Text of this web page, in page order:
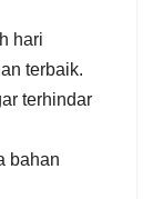
hari
terbaik.
terhindar
bahan